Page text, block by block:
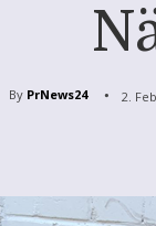
By PrNews24 2.